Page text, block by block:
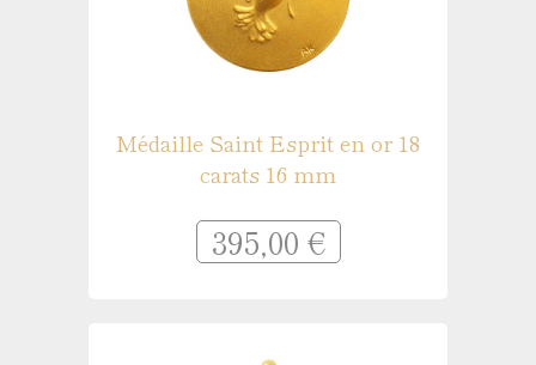
Médaille Saint Esprit en or 18
carats 16 mm
395,00 €